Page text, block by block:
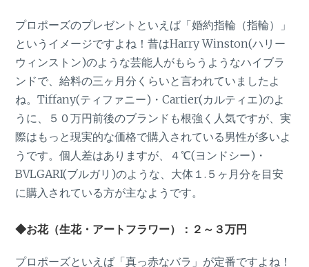
プロポーズのプレゼントといえば「婚約指輪（指輪）」
というイメージですよね！昔はHarry Winston(ハリー
ウィンストン)のような芸能人がもらうようなハイブラ
ンドで、給料の三ヶ月分くらいと言われていましたよ
ね。Tiffany(ティファニー)・Cartier(カルティエ)のよ
うに、５０万円前後のブランドも根強く人気ですが、実
際はもっと現実的な価格で購入されている男性が多いよ
うです。個人差はありますが、４℃(ヨンドシー)・
BVLGARI(ブルガリ)のような、大体１.５ヶ月分を目安
に購入されている方が主なようです。
◆お花（生花・アートフラワー）：２～３万円
プロポーズといえば「真っ赤なバラ」が定番ですよね！